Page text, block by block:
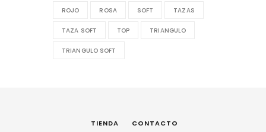
ROJO ROSA SOFT TAZAS
TAZA SOFT TOP TRIANGULO
TRIANGULO SOFT
TIENDA CONTACTO